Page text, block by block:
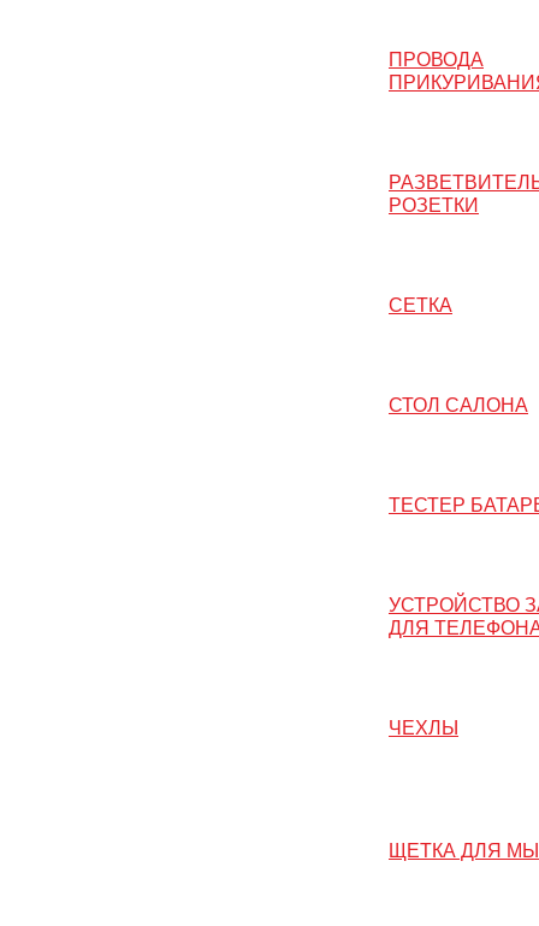
ПРОВОДА
РОЗЕТКИ
СЕТКА
СТОЛ САЛОНА
ТЕСТЕР
УСТРОЙСТВО
ДЛЯ
ЧЕХЛЫ
ЩЕТКА ДЛЯ